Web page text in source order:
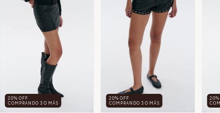
20% OFF
COMPRANDO 3 O MÁS
20% OFF
COMPRANDO 3 O MÁS